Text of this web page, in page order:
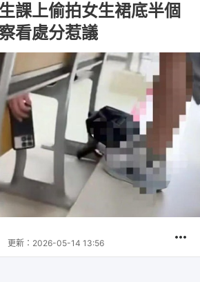
課上偷拍女生裙底半個
看處分惹議
更新： 2026-05-14 13:56